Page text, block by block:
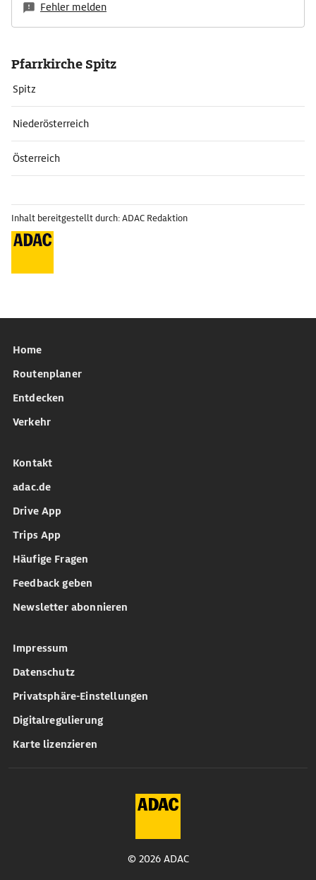
Fehler melden
Pfarrkirche Spitz
Spitz
Niederösterreich
Österreich
Inhalt bereitgestellt durch: ADAC Redaktion
Home
Routenplaner
Entdecken
Verkehr
Kontakt
adac.de
Drive App
Trips App
Häufige Fragen
Feedback geben
Newsletter abonnieren
Impressum
Datenschutz
Privatsphäre-Einstellungen
Digitalregulierung
Karte lizenzieren
© 2026 ADAC